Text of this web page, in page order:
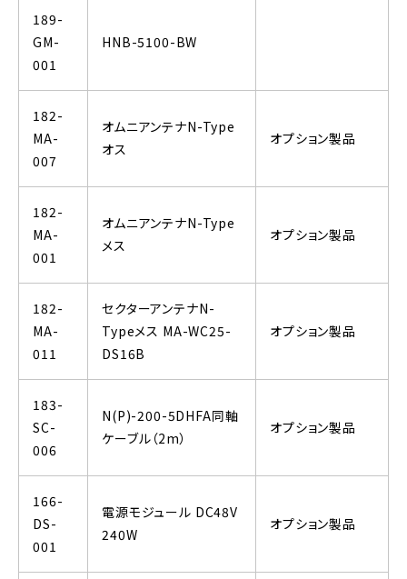
189-
GM-
001
HNB-5100-BW
182-
MA-
007
オムニアンテナN-Type
オス
オプション製品
182-
MA-
001
オムニアンテナN-Type
メス
オプション製品
182-
MA-
011
セクターアンテナN-
Typeメス MA-WC25-
DS16B
オプション製品
183-
SC-
006
N(P)-200-5DHFA同軸
ケーブル（2m）
オプション製品
166-
DS-
001
電源モジュール DC48V
240W
オプション製品